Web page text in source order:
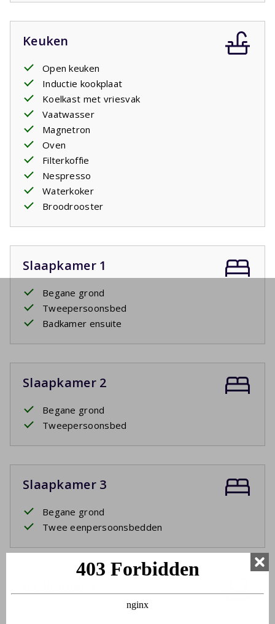
Keuken
Open keuken
Inductie kookplaat
Koelkast met vriesvak
Vaatwasser
Magnetron
Oven
Filterkoffie
Nespresso
Waterkoker
Broodrooster
Slaapkamer 1
Begane grond
Tweepersoonsbed
Badkamer ensuite
Slaapkamer 2
Begane grond
Tweepersoonsbed
Slaapkamer 3
Begane grond
Twee eenpersoonsbedden